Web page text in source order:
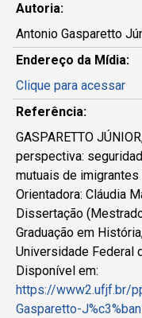
Autoria:
Antonio Gasparetto
Endereço da Mídia:
Clique para acessar
Referência:
GASPARETTO
perspectiva:
mutuais de
Orientadora: Cláudia
Dissertação
Graduação em
Universidade Federal
Disponível em:
https://www2.ufjf.br/
Gasparetto-